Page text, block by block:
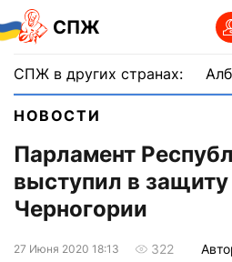
СПЖ
СПЖ в других странах:
НОВОСТИ
Парламент
выступил в
Черногории
27 Июня 2020 18:13 322